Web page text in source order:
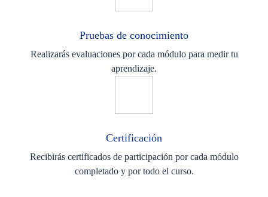
Pruebas de conocimiento
Realizarás evaluaciones por cada módulo para medir tu
aprendizaje.
Certificación
Recibirás certificados de participación por cada módulo
completado y por todo el curso.